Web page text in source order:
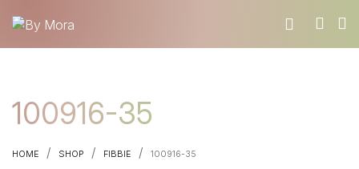
MATERIALI
TROVA UN RIVENDITORE
100916-35
HOME / SHOP / FIBBIE / 100916-35